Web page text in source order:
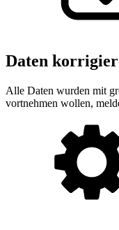
Daten
Alle Daten wurden mit
vortnehmen wollen,